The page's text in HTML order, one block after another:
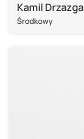
Kamil Drzazga
Środkowy